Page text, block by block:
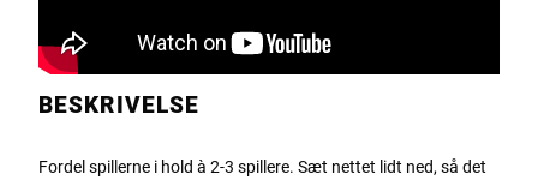
BESKRIVELSE
Fordel spillerne i hold à 2-3 spillere. Sæt nettet lidt ned, så det